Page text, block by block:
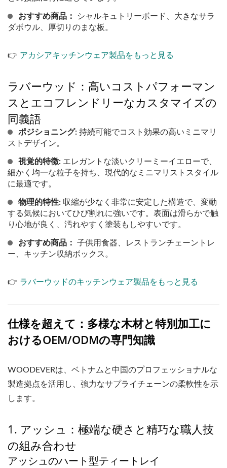
おすすめ商品：
シャルキュトリーボード、大きなサラ
ダボウル、厚切りのまな板。
👉 アカシアキッチンウェア製品をもっと見る
ラバーウッド：高いコストパフォーマン
スとエコフレンドリーなカスタマイズの
同義語
ポジショニング: 持続可能でコスト効果の高いミニマリ
ストデザイン。
視覚的特徴: エレガントな淡いクリーミーイエローで、
細かく均一な粒子を持ち、現代的なミニマリストスタイル
に最適です。
物理的特性: 収縮が少なく非常に安定した構造で、変動
する気候においてひび割れに強いです。表面は滑らかで触
り心地が良く、汚れやすく塗装もしやすいです。
おすすめ商品：
子供用食器、レストランチェーントレ
ー、キッチン収納ボックス。
👉 ラバーウッドのキッチンウェア製品をもっと見る
仕様を超えて：多様な木材と特別加工に
おけるOEM/ODMの専門知識
WOODEVERは、ベトナムと中国のプロフェッショナルな
製造拠点を活用し、強力なサプライチェーンの柔軟性を示
します。
1. アッシュ：極端な硬さと精巧な職人技
の組み合わせ
アッシュのハート型ティートレイ